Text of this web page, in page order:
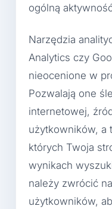
ogólną
Narzędzia
Analytics czy
nieocenione w
Pozwalają one
internetowej,
użytkowników, a
których Twoja
wynikach
należy zwrócić
użytkowników,